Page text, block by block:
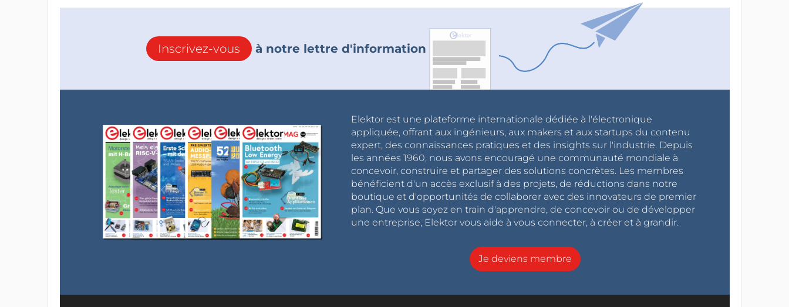
Inscrivez-vous à notre lettre d'information
Elektor est une plateforme internationale dédiée à l'électronique
appliquée, offrant aux ingénieurs, aux makers et aux startups du contenu
expert, des connaissances pratiques et des insights sur l'industrie. Depuis
les années 1960, nous avons encouragé une communauté mondiale à
concevoir, construire et partager des solutions concrètes. Les membres
bénéficient d'un accès exclusif à des projets, de réductions dans notre
boutique et d'opportunités de collaborer avec des innovateurs de premier
plan. Que vous soyez en train d'apprendre, de concevoir ou de développer
une entreprise, Elektor vous aide à vous connecter, à créer et à grandir.
Je deviens membre